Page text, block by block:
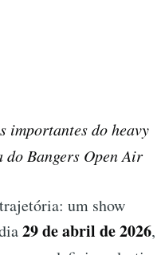
importantes do heavy
Bangers Open Air
um show
29 de abril de 2026,